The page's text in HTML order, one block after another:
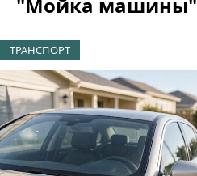
"Мойка машины"
ТРАНСПОРТ